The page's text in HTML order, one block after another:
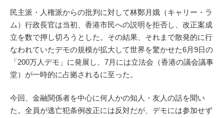
民主派・人権派からの批判に対して林鄭月娥（キャリー・ラ
ム）行政長官は当初、香港市民への説明を拒否し、改正案成
立を数で押し切ろうとした。その結果、それまで散発的に行
なわれていたデモの規模が拡大して世界を驚かせた6月9日の
「200万人デモ」に発展し、7月には立法会（香港の議会議事
堂）が一時的に占拠されるに至った。
今回、金融関係者を中心に何人かの知人・友人の話を聞い
た。全員が逃亡犯条例改正には反対だが、デモには参加せず